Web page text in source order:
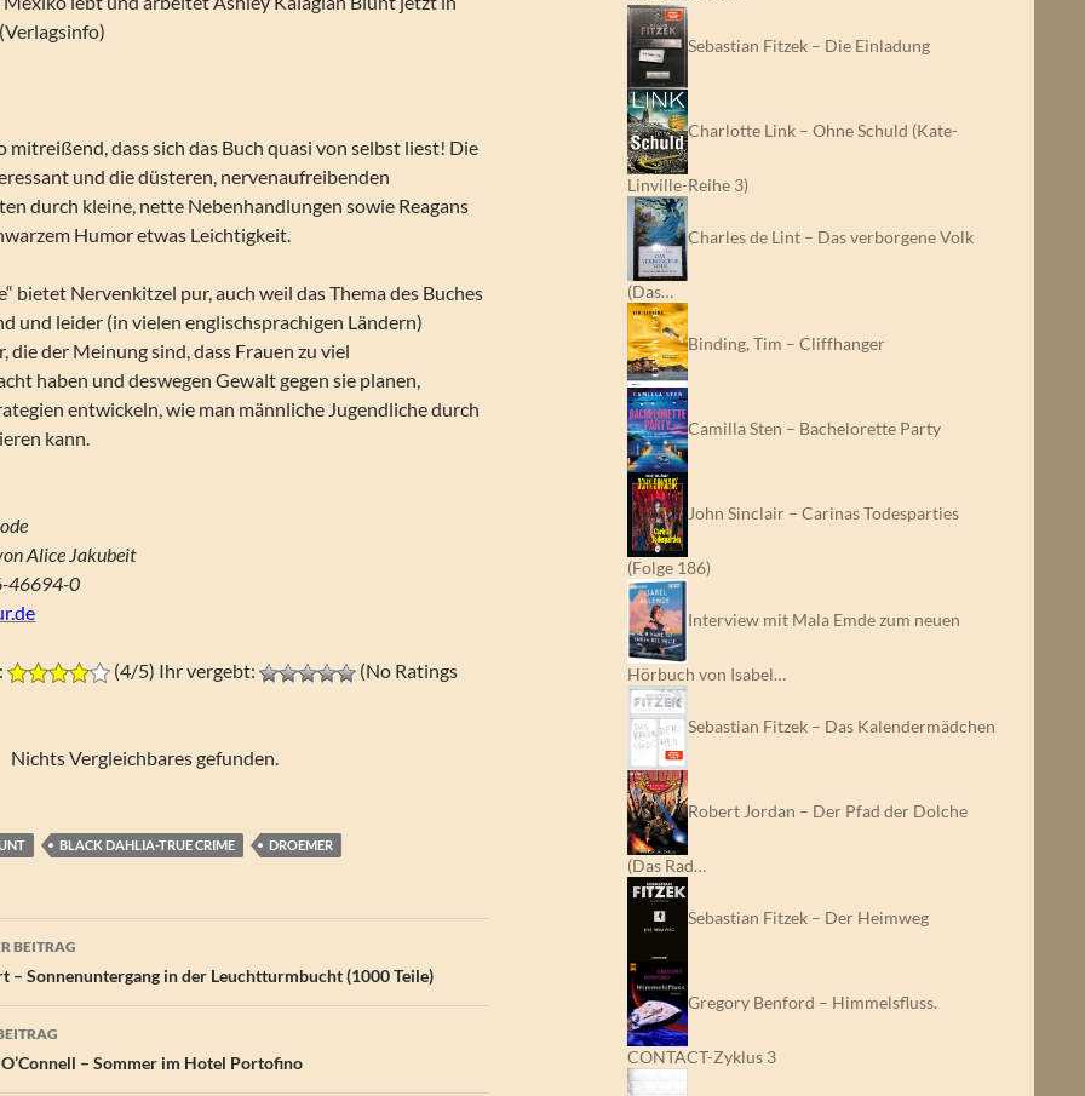
mitreißend, dass sich das Buch quasi von selbst liest! Die
und die düsteren, nervenaufreibenden
durch kleine, nette Nebenhandlungen sowie Reagans
Humor etwas Leichtigkeit.
bietet Nervenkitzel pur, auch weil das Thema des Buches
und leider (in vielen englischsprachigen Ländern)
die der Meinung sind, dass Frauen zu viel
haben und deswegen Gewalt gegen sie planen,
entwickeln, wie man männliche Jugendliche durch
kann.
Alice Jakubeit
46694-0
(4/5) Ihr vergebt:
(No Ratings
Nichts Vergleichbares gefunden.
BLACK DAHLIA-TRUE CRIME DROEMER
BEITRAG
– Sonnenuntergang in der Leuchtturmbucht (1000 Teile)
– Sommer im Hotel Portofino
Sebastian Fitzek – Die Einladung
Charlotte Link – Ohne Schuld (Kate-
Linville-Reihe 3)
Charles de Lint – Das verborgene Volk
(Das…
Binding, Tim – Cliffhanger
Camilla Sten – Bachelorette Party
John Sinclair – Carinas Todesparties
(Folge 186)
Interview mit Mala Emde zum neuen
Hörbuch von Isabel…
Sebastian Fitzek – Das Kalendermädchen
Robert Jordan – Der Pfad der Dolche
(Das Rad…
Sebastian Fitzek – Der Heimweg
Gregory Benford – Himmelsfluss.
CONTACT-Zyklus 3